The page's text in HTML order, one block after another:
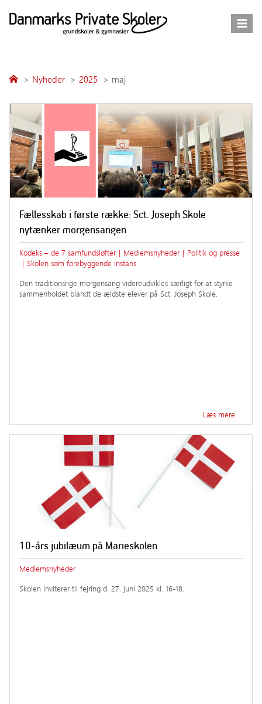
Nyheder 2025 maj
Fællesskab i første række: Sct. Joseph Skole
nytænker morgensangen
Kodeks – de 7 samfundsløfter | Medlemsnyheder | Politik og presse
| Skolen som forebyggende instans
Den traditionsrige morgensang videreudvikles særligt for at styrke
sammenholdet blandt de ældste elever på Sct. Joseph Skole.
Læs mere …
10-års jubilæum på Marieskolen
Medlemsnyheder
Skolen inviterer til fejring d. 27. juni 2025 kl. 16-18.